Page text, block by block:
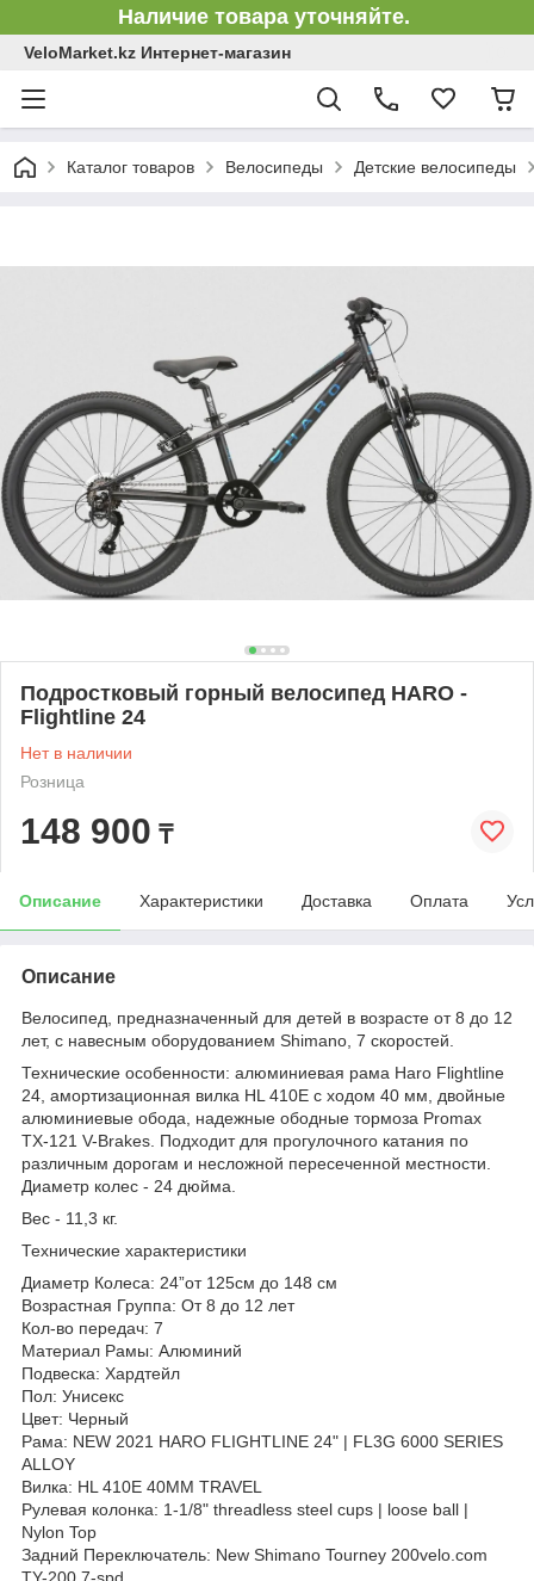
Наличие товара уточняйте.
VeloMarket.kz Интернет-магазин
Каталог товаров Велосипеды Детские велосипеды
Подростковый горный велосипед HARO -
Flightline 24
Нет в наличии
Розница
148 900 ₸
Описание Характеристики Доставка Оплата
Описание
Велосипед, предназначенный для детей в возрасте от 8 до 12
лет, с навесным оборудованием Shimano, 7 скоростей.
Технические особенности: алюминиевая рама Haro Flightline
24, амортизационная вилка HL 410E с ходом 40 мм, двойные
алюминиевые обода, надежные ободные тормоза Promax
TX-121 V-Brakes. Подходит для прогулочного катания по
различным дорогам и несложной пересеченной местности.
Диаметр колес - 24 дюйма.
Вес - 11,3 кг.
Технические характеристики
Диаметр Колеса: 24”от 125см до 148 см
Возрастная Группа: От 8 до 12 лет
Кол-во передач: 7
Материал Рамы: Алюминий
Подвеска: Хардтейл
Пол: Унисекс
Цвет: Черный
Рама: NEW 2021 HARO FLIGHTLINE 24" | FL3G 6000 SERIES
ALLOY
Вилка: HL 410E 40MM TRAVEL
Рулевая колонка: 1-1/8" threadless steel cups | loose ball |
Nylon Top
Задний Переключатель: New Shimano Tourney 200velo.com
TY-200 7-spd